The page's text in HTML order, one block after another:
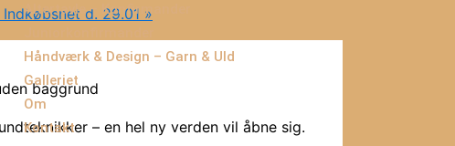
Altertavle – Konfirmander
Håndværk & Design – Garn & Uld
Galleriet
Om
Kontakt
d. 29.01 »
– en hel ny verden vil åbne sig.